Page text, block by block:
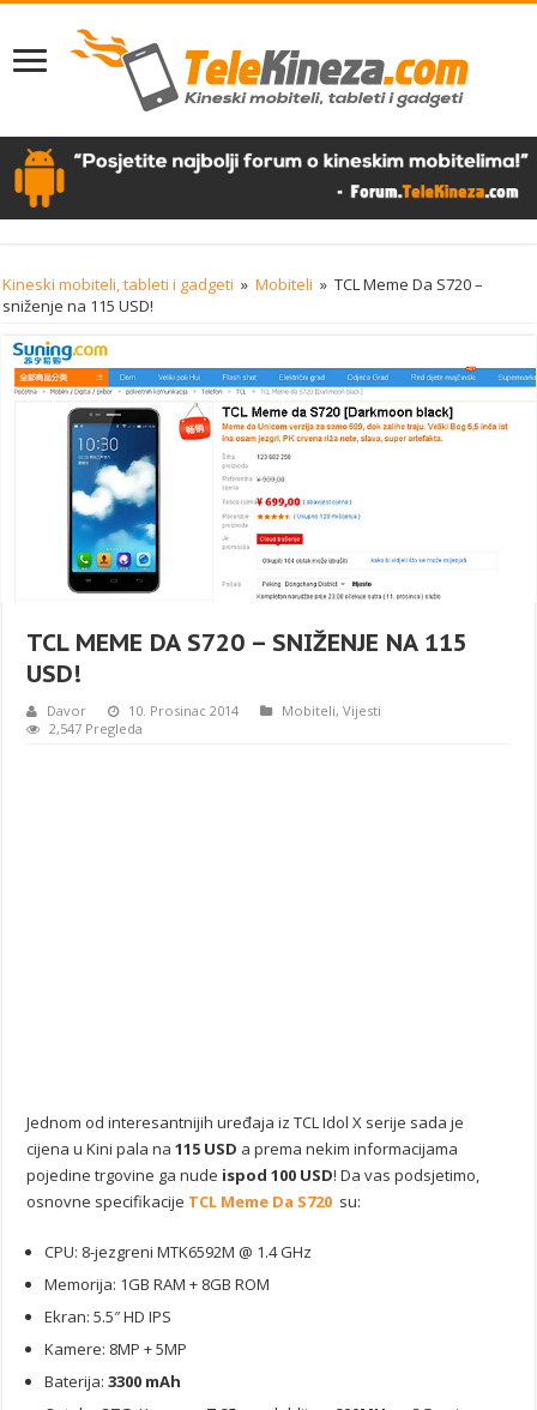
Kineski mobiteli, tableti i gadgeti » Mobiteli » TCL Meme Da S720 –
sniženje na 115 USD!
TCL MEME DA S720 – SNIŽENJE NA 115
USD!
Davor 10. Prosinac 2014 Mobiteli,Vijesti
2,547 Pregleda
Jednom od interesantnijih uređaja iz TCL Idol X serije sada je
cijena u Kini pala na115 USD a prema nekim informacijama
pojedine trgovine ga nude ispod 100 USD! Da vas podsjetimo,
osnovne specifikacije TCL Meme Da S720 su:
CPU: 8-jezgreni MTK6592M @ 1.4 GHz
Memorija: 1GB RAM + 8GB ROM
Ekran: 5.5″ HD IPS
Kamere: 8MP + 5MP
Baterija:3300 mAh